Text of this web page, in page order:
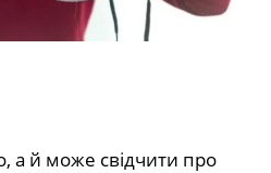
а й може свідчити про